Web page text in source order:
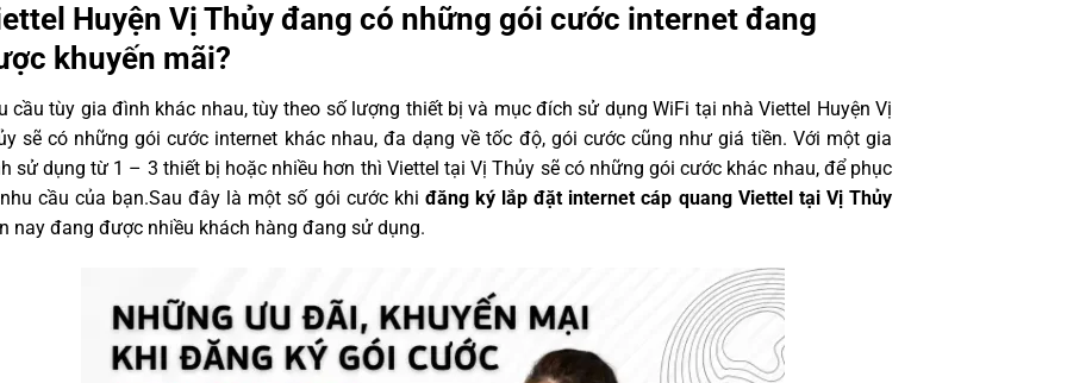
Huyện Vị Thủy đang có những gói cước internet đang
khuyến mãi?
cầu tùy gia đình khác nhau, tùy theo số lượng thiết bị và mục đích sử dụng WiFi tại nhà Viettel Huyện Vị
sẽ có những gói cước internet khác nhau, đa dạng về tốc độ, gói cước cũng như giá tiền. Với một gia
sử dụng từ 1 – 3 thiết bị hoặc nhiều hơn thì Viettel tại Vị Thủy sẽ có những gói cước khác nhau, để phục
cầu của bạn.Sau đây là một số gói cước khi đăng ký lắp đặt internet cáp quang Viettel tại Vị Thủy
nay đang được nhiều khách hàng đang sử dụng.